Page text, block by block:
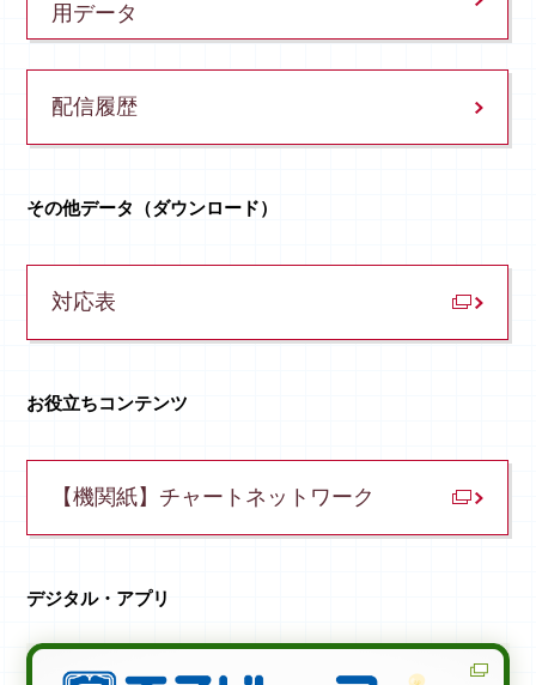
用データ
配信履歴
その他データ（ダウンロード）
対応表
お役立ちコンテンツ
【機関紙】 チャートネットワーク
デジタル・アプリ